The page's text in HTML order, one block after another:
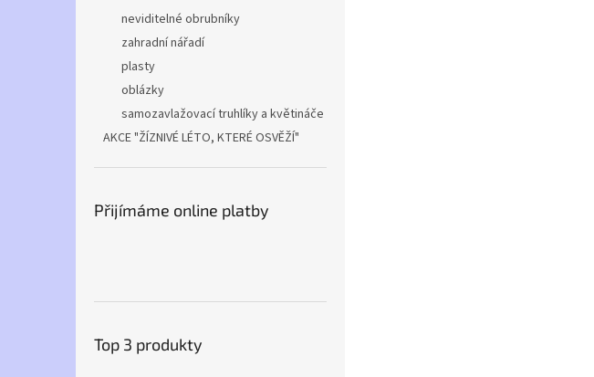
neviditelné obrubníky
zahradní nářadí
plasty
oblázky
samozavlažovací truhlíky a květináče
AKCE "ŽÍZNIVÉ LÉTO, KTERÉ OSVĚŽÍ"
Přijímáme online platby
Top 3 produkty